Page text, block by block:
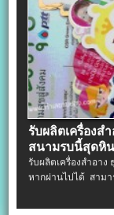
รับผลิตเครื่องสํ
สนามรบนี้สุดหิน
รับผลิตเครื่องสําอา
หากผ่านไปได้ สามา